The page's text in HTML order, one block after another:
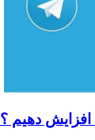
افزایش دهیم ؟